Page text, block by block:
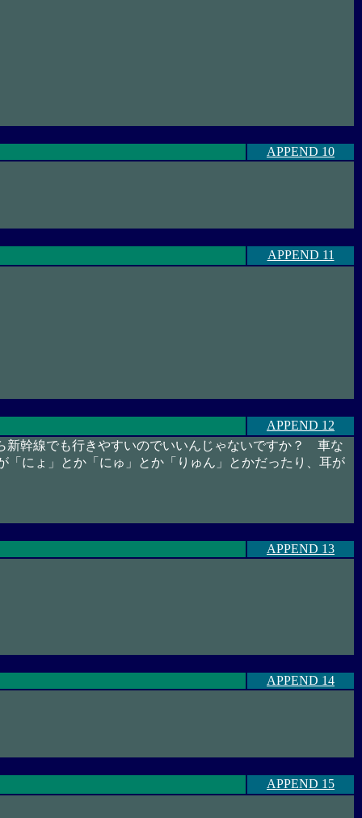
APPEND 10
APPEND 11
APPEND 12
新幹線でも行きやすいのでいいんじゃないですか？ 車な
にょ」とか「にゅ」とか「りゅん」とかだったり、耳が
APPEND 13
APPEND 14
APPEND 15